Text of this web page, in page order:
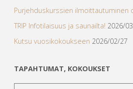
Purjehduskurssien ilmoittautuminen
TRIP Infotilaisuus ja saunailta! 2026/
Kutsu vuosikokoukseen 2026/02/27
TAPAHTUMAT, KOKOUKSET